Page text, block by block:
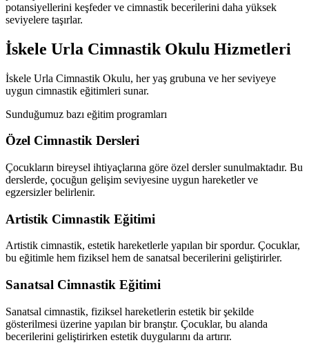
potansiyellerini keşfeder ve cimnastik becerilerini daha yüksek
seviyelere taşırlar.
İskele Urla Cimnastik Okulu Hizmetleri
İskele Urla Cimnastik Okulu, her yaş grubuna ve her seviyeye
uygun cimnastik eğitimleri sunar.
Sunduğumuz bazı eğitim programları
Özel Cimnastik Dersleri
Çocukların bireysel ihtiyaçlarına göre özel dersler sunulmaktadır. Bu
derslerde, çocuğun gelişim seviyesine uygun hareketler ve
egzersizler belirlenir.
Artistik Cimnastik Eğitimi
Artistik cimnastik, estetik hareketlerle yapılan bir spordur. Çocuklar,
bu eğitimle hem fiziksel hem de sanatsal becerilerini geliştirirler.
Sanatsal Cimnastik Eğitimi
Sanatsal cimnastik, fiziksel hareketlerin estetik bir şekilde
gösterilmesi üzerine yapılan bir branştır. Çocuklar, bu alanda
becerilerini geliştirirken estetik duygularını da artırır.